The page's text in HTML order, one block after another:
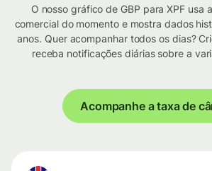
O nosso gráfico de GBP para XPF usa
comercial do momento e mostra dados
anos. Quer acompanhar todos os dias?
receba notificações diárias sobre a
Acompanhe a taxa de